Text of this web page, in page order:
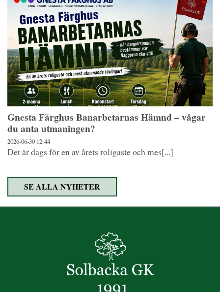
Gnesta Färghus Banarbetarnas Hämnd – vågar
du anta utmaningen?
2026-06-30 12:44
Det är dags för en av årets roligaste och mes[...]
SE ALLA NYHETER